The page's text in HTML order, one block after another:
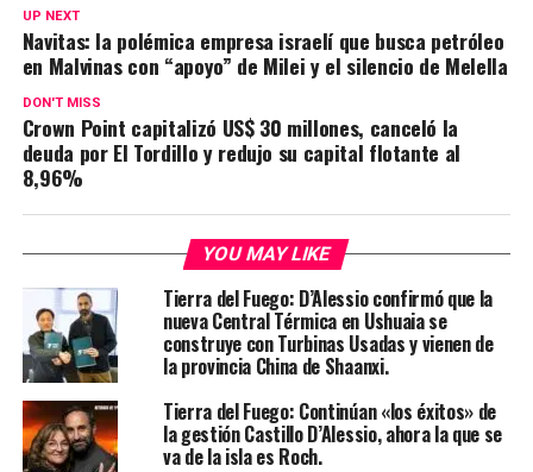
UP NEXT
Navitas: la polémica empresa israelí que busca petróleo
en Malvinas con “apoyo” de Milei y el silencio de Melella
DON'T MISS
Crown Point capitalizó US$ 30 millones, canceló la
deuda por El Tordillo y redujo su capital flotante al
8,96%
YOU MAY LIKE
Tierra del Fuego: D’Alessio confirmó que la
nueva Central Térmica en Ushuaia se
construye con Turbinas Usadas y vienen de
la provincia China de Shaanxi.
Tierra del Fuego: Continúan «los éxitos» de
la gestión Castillo D’Alessio, ahora la que se
va de la isla es Roch.